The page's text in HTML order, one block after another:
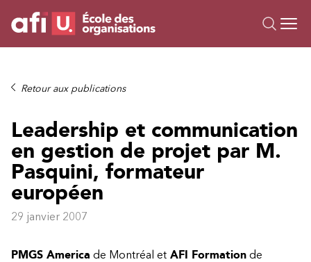
Formations
Sur mesure
À propos
Ressources
Retour aux publications
Leadership et communication
en gestion de projet par M.
Pasquini, formateur
européen
29 janvier 2007
PMGS America de Montréal et AFI Formation de